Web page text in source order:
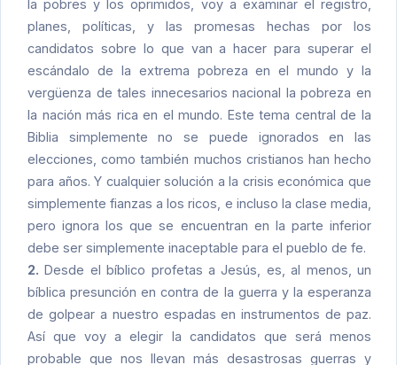
la pobres y los oprimidos, voy a examinar el registro,
planes, políticas, y las promesas hechas por los
candidatos sobre lo que van a hacer para superar el
escándalo de la extrema pobreza en el mundo y la
vergüenza de tales innecesarios nacional la pobreza en
la nación más rica en el mundo. Este tema central de la
Biblia simplemente no se puede ignorados en las
elecciones, como también muchos cristianos han hecho
para años. Y cualquier solución a la crisis económica que
simplemente fianzas a los ricos, e incluso la clase media,
pero ignora los que se encuentran en la parte inferior
debe ser simplemente inaceptable para el pueblo de fe.
2. Desde el bíblico profetas a Jesús, es, al menos, un
bíblica presunción en contra de la guerra y la esperanza
de golpear a nuestro espadas en instrumentos de paz.
Así que voy a elegir la candidatos que será menos
probable que nos llevan más desastrosas guerras y